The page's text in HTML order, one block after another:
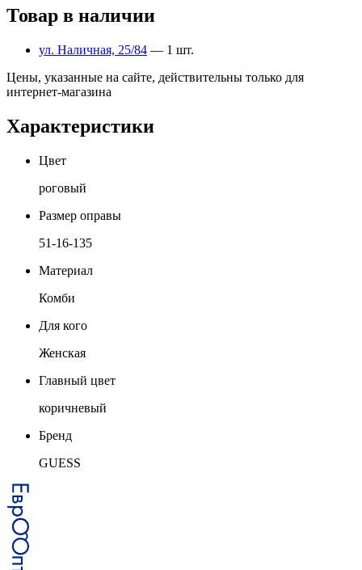
Товар в наличии
ул. Наличная, 25/84 — 1 шт.
Цены, указанные на сайте, действительны только для
интернет-магазина
Характеристики
Цвет
роговый
Размер оправы
51-16-135
Материал
Комби
Для кого
Женская
Главный цвет
коричневый
Бренд
GUESS